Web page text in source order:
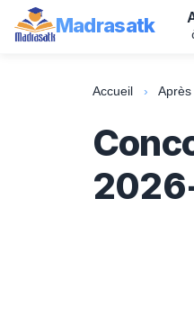
Madrasatk
Accueil › Après